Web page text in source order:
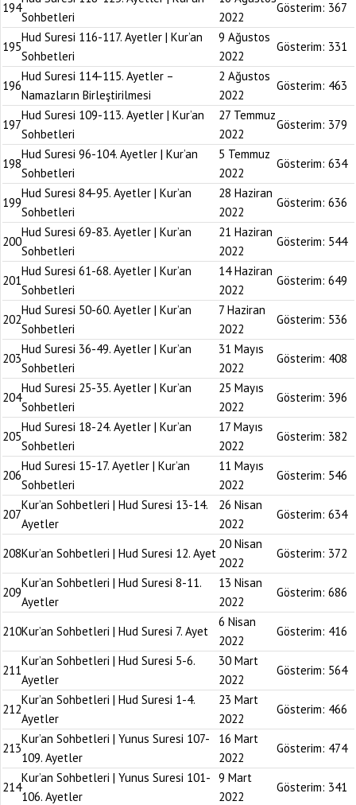
194
Sohbetleri
2022
Gösterim: 367
195
Hud Suresi 116-117. Ayetler | Kur’an
Sohbetleri
9 Ağustos
2022
Gösterim: 331
196
Hud Suresi 114-115. Ayetler –
Namazların Birleştirilmesi
2 Ağustos
2022
Gösterim: 463
197
Hud Suresi 109-113. Ayetler | Kur’an
Sohbetleri
27 Temmuz
2022
Gösterim: 379
198
Hud Suresi 96-104. Ayetler | Kur’an
Sohbetleri
5 Temmuz
2022
Gösterim: 634
199
Hud Suresi 84-95. Ayetler | Kur’an
Sohbetleri
28 Haziran
2022
Gösterim: 636
200
Hud Suresi 69-83. Ayetler | Kur’an
Sohbetleri
21 Haziran
2022
Gösterim: 544
201
Hud Suresi 61-68. Ayetler | Kur’an
Sohbetleri
14 Haziran
2022
Gösterim: 649
202
Hud Suresi 50-60. Ayetler | Kur’an
Sohbetleri
7 Haziran
2022
Gösterim: 536
203
Hud Suresi 36-49. Ayetler | Kur’an
Sohbetleri
31 Mayıs
2022
Gösterim: 408
204
Hud Suresi 25-35. Ayetler | Kur’an
Sohbetleri
25 Mayıs
2022
Gösterim: 396
205
Hud Suresi 18-24. Ayetler | Kur’an
Sohbetleri
17 Mayıs
2022
Gösterim: 382
206
Hud Suresi 15-17. Ayetler | Kur’an
Sohbetleri
11 Mayıs
2022
Gösterim: 546
207
Kur’an Sohbetleri | Hud Suresi 13-14.
Ayetler
26 Nisan
2022
Gösterim: 634
208Kur’an Sohbetleri | Hud Suresi 12. Ayet
20 Nisan
2022
Gösterim: 372
209
Kur’an Sohbetleri | Hud Suresi 8-11.
Ayetler
13 Nisan
2022
Gösterim: 686
210Kur’an Sohbetleri | Hud Suresi 7. Ayet
6 Nisan
2022
Gösterim: 416
211
Kur’an Sohbetleri | Hud Suresi 5-6.
Ayetler
30 Mart
2022
Gösterim: 564
212
Kur’an Sohbetleri | Hud Suresi 1-4.
Ayetler
23 Mart
2022
Gösterim: 466
213
Kur’an Sohbetleri | Yunus Suresi 107-
109. Ayetler
16 Mart
2022
Gösterim: 474
214
Kur’an Sohbetleri | Yunus Suresi 101-
106. Ayetler
9 Mart
2022
Gösterim: 341